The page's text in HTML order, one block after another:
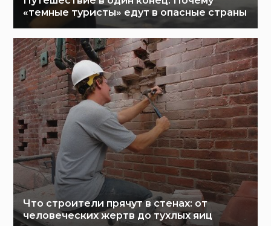
«темные туристы» едут в опасные страны
Что строители прячут в стенах: от
человеческих жертв до тухлых яиц